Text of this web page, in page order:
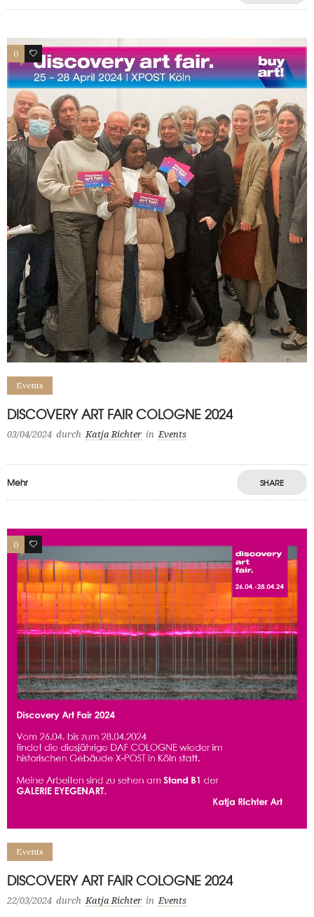
0 0
Events
DISCOVERY ART FAIR COLOGNE 2024
03/04/2024 durch Katja Richter in Events
Mehr SHARE
0 0
Events
DISCOVERY ART FAIR COLOGNE 2024
22/03/2024 durch Katja Richter in Events